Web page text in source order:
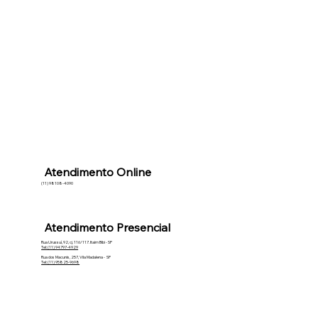
Atendimento Presencial
Rua Urussuí, 92, cj. 116/117. Itaim Bibi - SP
Tel: (11) 94797-4929
Rua dos Macunis, 257, Vila Madalena - SP
Tel: (11) 95825-9698
Atendimento Online
(11) 98108-4090